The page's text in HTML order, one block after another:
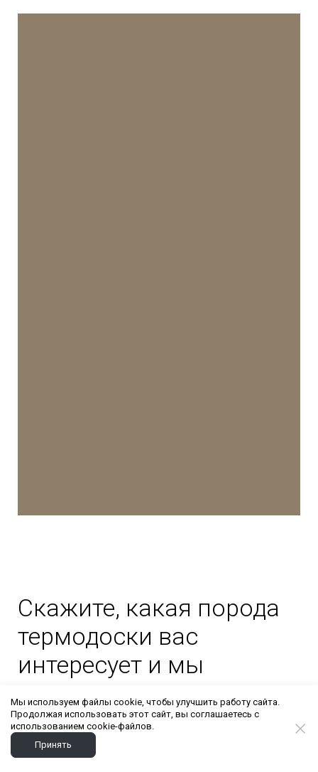
Скажите, какая порода
термодоски вас
интересует и мы
отправим вам
фотографии на e-mail
Посмотрите как выглядит, по цвету,
Мы используем файлы cookie, чтобы улучшить работу сайта.
Продолжая использовать этот сайт, вы соглашаетесь с
использованием cookie-файлов.
Принять